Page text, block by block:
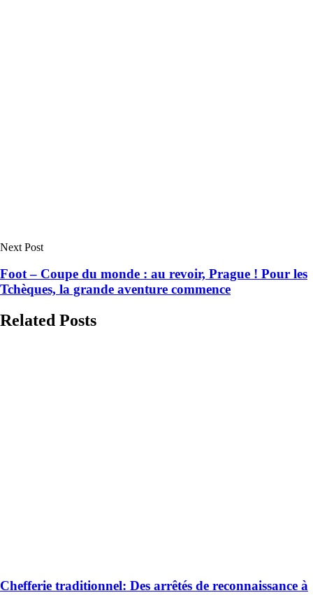
Next Post
Foot – Coupe du monde : au revoir, Prague ! Pour les
Tchèques, la grande aventure commence
Related Posts
Chefferie traditionnel: Des arrêtés de reconnaissance à